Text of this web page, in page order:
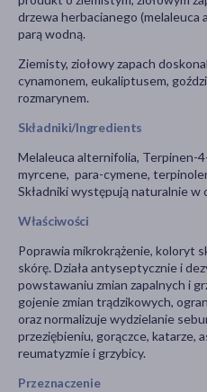
drzewa herbacianego
parą wodną.
Ziemisty, ziołowy zapach
cynamonem, eukaliptusem,
rozmarynem.
Składniki/Ingredients
Melaleuca alternifolia, Terpinen-
myrcene, para-cymene,
Składniki występują naturalnie w
Właściwości
Poprawia mikrokrążenie, koloryt
skórę. Działa antyseptycznie i
powstawaniu zmian zapalnych i
gojenie zmian trądzikowych,
oraz normalizuje wydzielanie
przeziębieniu, gorączce, katarze,
reumatyzmie i grzybicy.
Przeznaczenie